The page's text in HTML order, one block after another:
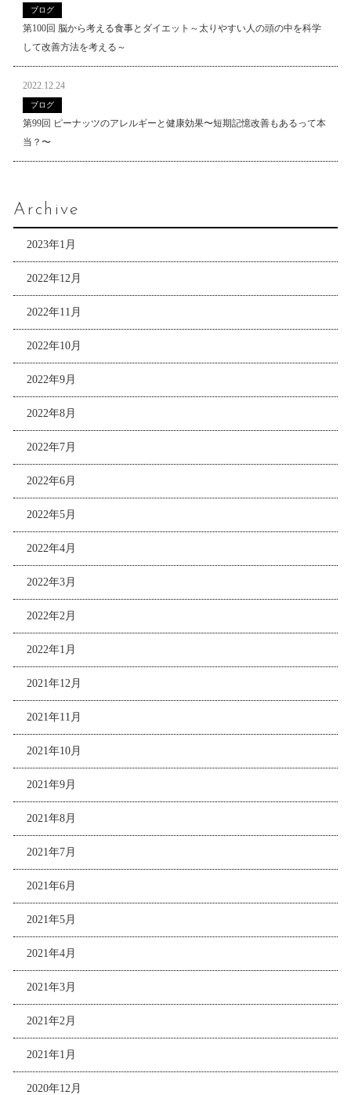
ブログ
第100回 脳から考える食事とダイエット～太りやすい人の頭の中を科学
して改善方法を考える～
2022.12.24
ブログ
第99回 ピーナッツのアレルギーと健康効果〜短期記憶改善もあるって本
当？〜
Archive
2023年1月
2022年12月
2022年11月
2022年10月
2022年9月
2022年8月
2022年7月
2022年6月
2022年5月
2022年4月
2022年3月
2022年2月
2022年1月
2021年12月
2021年11月
2021年10月
2021年9月
2021年8月
2021年7月
2021年6月
2021年5月
2021年4月
2021年3月
2021年2月
2021年1月
2020年12月